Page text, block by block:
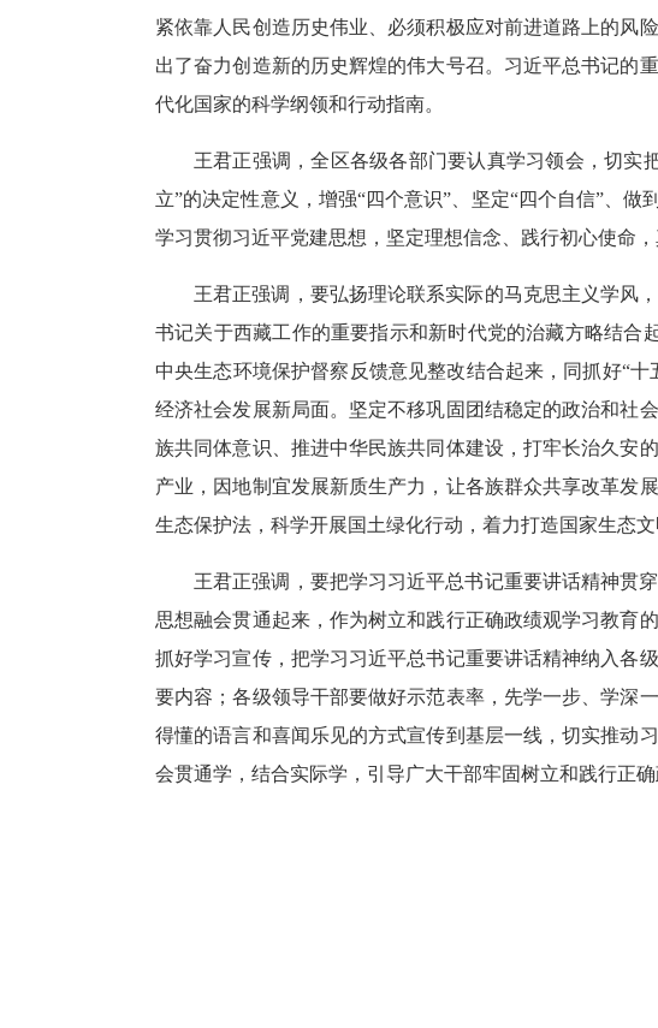
紧依靠人民创造历史伟业、必须积极应对前进道路上的风
出了奋力创造新的历史辉煌的伟大号召。习近平总书记的
代化国家的科学纲领和行动指南。
王君正强调，全区各级各部门要认真学习领会，切实
立”的决定性意义，增强“四个意识”、坚定“四个自信”、
学习贯彻习近平党建思想，坚定理想信念、践行初心使命
王君正强调，要弘扬理论联系实际的马克思主义学风
书记关于西藏工作的重要指示和新时代党的治藏方略结合
中央生态环境保护督察反馈意见整改结合起来，同抓好“
经济社会发展新局面。坚定不移巩固团结稳定的政治和社
族共同体意识、推进中华民族共同体建设，打牢长治久安
产业，因地制宜发展新质生产力，让各族群众共享改革发
生态保护法，科学开展国土绿化行动，着力打造国家生态
王君正强调，要把学习习近平总书记重要讲话精神贯
思想融会贯通起来，作为树立和践行正确政绩观学习教育
抓好学习宣传，把学习习近平总书记重要讲话精神纳入各
要内容；各级领导干部要做好示范表率，先学一步、学深
得懂的语言和喜闻乐见的方式宣传到基层一线，切实推动
会贯通学，结合实际学，引导广大干部牢固树立和践行正